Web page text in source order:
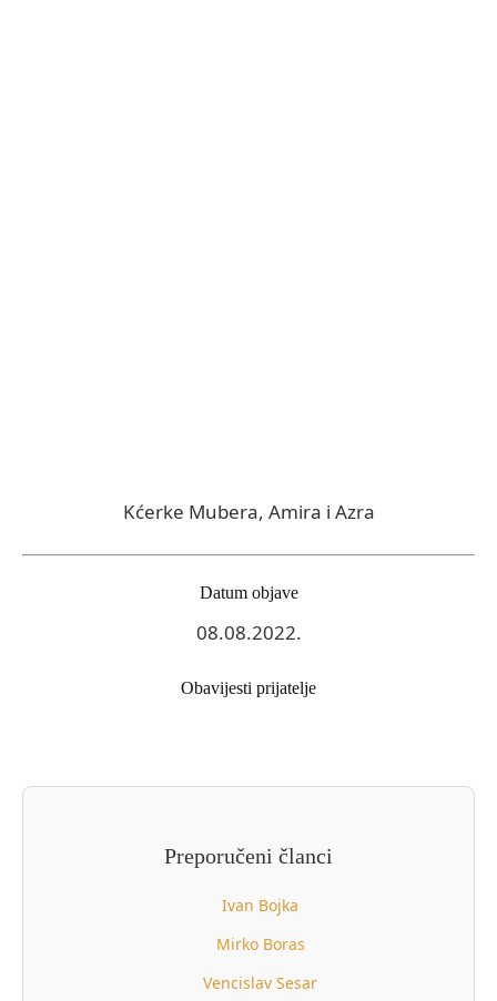
Kćerke Mubera, Amira i Azra
Datum objave
08.08.2022.
Obavijesti prijatelje
Preporučeni članci
Ivan Bojka
Mirko Boras
Vencislav Sesar